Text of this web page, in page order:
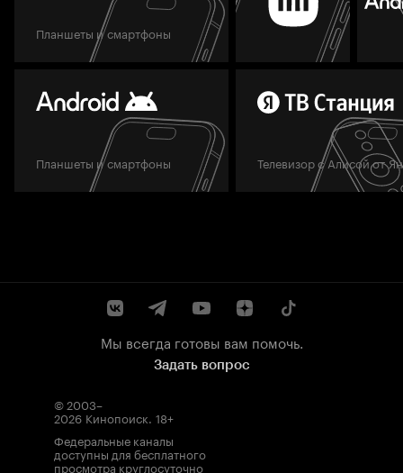
Планшеты и смартфоны
Планшеты и смартфоны Телевизор с Алисой от
Мы всегда готовы вам помочь.
Задать вопрос
© 2003–
2026 Кинопоиск. 18+
Федеральные каналы
доступны для бесплатного
просмотра круглосуточно